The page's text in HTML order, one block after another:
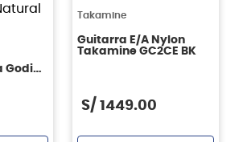
Godin
Takamine
Guitarra E/A Nylon
Takamine GC2CE BK
S/ 1449.00